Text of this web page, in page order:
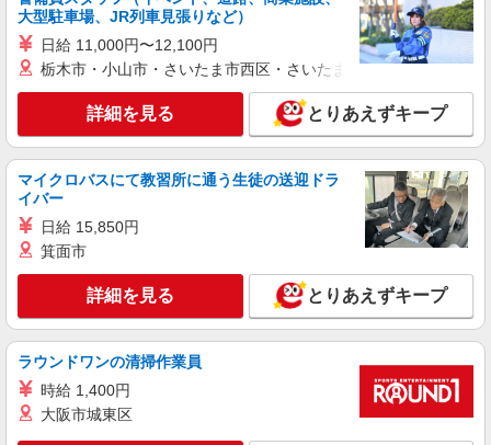
キープ 詳細を見る
派遣社員
株式会社スタッフサービス・メディカル 東東京医療オフィス（お仕
事No.W10514679）
NEW
看護助手
時給1400円
東京都足立区内の病院
詳細を見る
株式会社スタッフサービス・メディカル 東東京医療オフィス（お仕
事No.W10515925）
NEW
看護助手
大型駐車場、JR列車見張りなど）
日給 11,000円〜12,100円
栃木市・小山市・さいたま市西区・さいたま市岩槻区・久喜市・
詳細を見る とりあえずキープ
マイクロバスにて教習所に通う生徒の送迎ドラ
イバー
日給 15,850円
箕面市
詳細を見る とりあえずキープ
ラウンドワンの清掃作業員
時給 1,400円
大阪市城東区